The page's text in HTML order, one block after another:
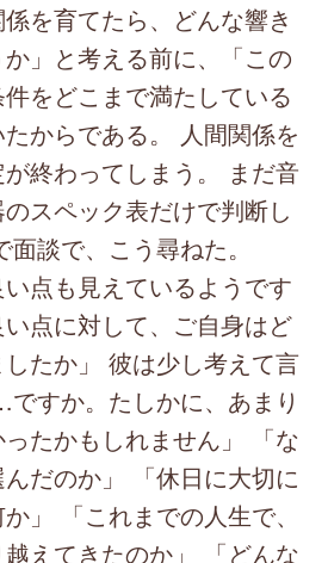
を育てたら、どんな響き
」と考える前に、「この
をどこまで満たしている
からである。 人間関係を
終わってしまう。 まだ音
スペック表だけで判断し
談で、こう尋ねた。
い点も見えているようです
点に対して、ご自身はど
たか」 彼は少し考えて言
すか。たしかに、あまり
たかもしれません」 「な
だのか」 「休日に大切に
」 「これまでの人生で、
えてきたのか」 「どんな